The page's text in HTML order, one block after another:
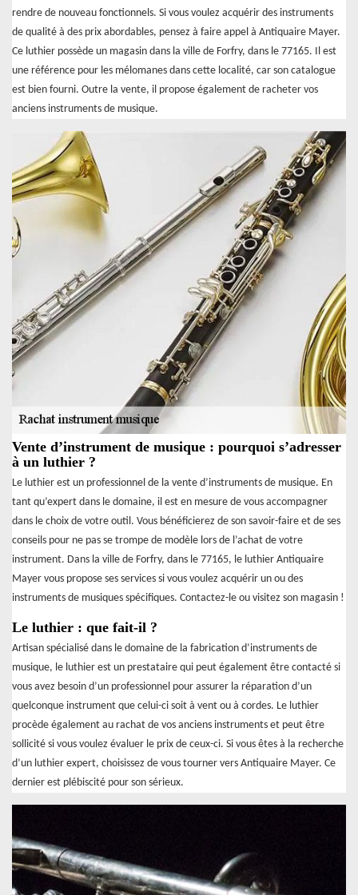
rendre de nouveau fonctionnels. Si vous voulez acquérir des instruments
de qualité à des prix abordables, pensez à faire appel à Antiquaire Mayer.
Ce luthier possède un magasin dans la ville de Forfry, dans le 77165. Il est
une référence pour les mélomanes dans cette localité, car son catalogue
est bien fourni. Outre la vente, il propose également de racheter vos
anciens instruments de musique.
Vente d’instrument de musique : pourquoi s’adresser
à un luthier ?
Le luthier est un professionnel de la vente d’instruments de musique. En
tant qu’expert dans le domaine, il est en mesure de vous accompagner
dans le choix de votre outil. Vous bénéficierez de son savoir-faire et de ses
conseils pour ne pas se trompe de modèle lors de l’achat de votre
instrument. Dans la ville de Forfry, dans le 77165, le luthier Antiquaire
Mayer vous propose ses services si vous voulez acquérir un ou des
instruments de musiques spécifiques. Contactez-le ou visitez son magasin !
Le luthier : que fait-il ?
Artisan spécialisé dans le domaine de la fabrication d’instruments de
musique, le luthier est un prestataire qui peut également être contacté si
vous avez besoin d’un professionnel pour assurer la réparation d’un
quelconque instrument que celui-ci soit à vent ou à cordes. Le luthier
procède également au rachat de vos anciens instruments et peut être
sollicité si vous voulez évaluer le prix de ceux-ci. Si vous êtes à la recherche
d’un luthier expert, choisissez de vous tourner vers Antiquaire Mayer. Ce
dernier est plébiscité pour son sérieux.